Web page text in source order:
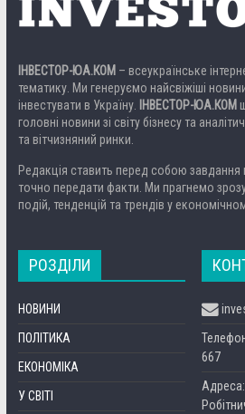
ІНВЕСТОР-ЮА.КОМ – всеукраїнське
тематику. Ми генеруємо найсвіжіші
інвестувати в Україну.
ІНВЕСТОР-ЮА.КОМ
головні новини зі світу бізнесу та
та вітчизняний ринки.
Редакція ставить перед собою завдання
точно передати факти. Ми прагнемо
подій, тенденцій та трендів у
РОЗДІЛИ
НОВИНИ
ПОЛІТИКА
ЕКОНОМІКА
У СВІТІ
667
Адреса: